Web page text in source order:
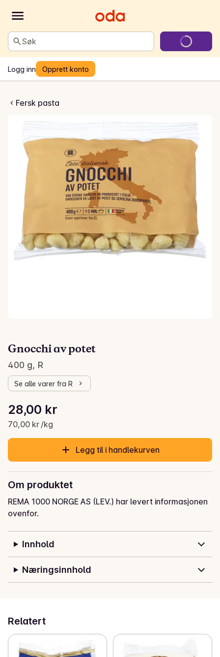
Søk
Logg inn Opprett konto
Fersk pasta
av potet
Gnocchi av potet
400 g, R
Se alle varer fra R
Gjeldende pris er: 28,00 kr
28,00 kr
70,00 kr /kg
Stykkpris: 70,00 kr /kg
Legg til i handlekurven
Om produktet
REMA 1000 NORGE AS (LEV.) har levert informasjonen
ovenfor.
Innhold
Næringsinnhold
Relatert